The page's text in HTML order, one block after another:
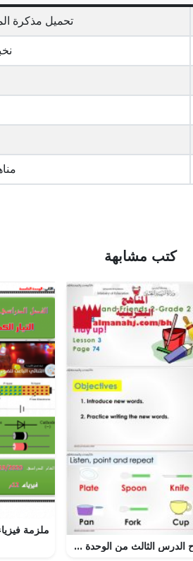
تحميل مذكرة
كتب مشابهة
شرح الدرس الثالث من الوحدة الثامنة